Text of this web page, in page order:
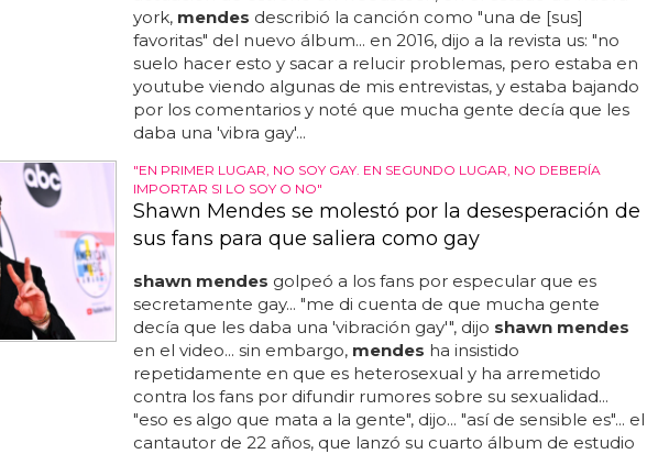
york, mendes describió la canción como "una de [sus]
favoritas" del nuevo álbum... en 2016, dijo a la revista us: "no
suelo hacer esto y sacar a relucir problemas, pero estaba en
youtube viendo algunas de mis entrevistas, y estaba bajando
por los comentarios y noté que mucha gente decía que les
daba una 'vibra gay'...
"EN PRIMER LUGAR, NO SOY GAY. EN SEGUNDO LUGAR, NO DEBERÍA
IMPORTAR SI LO SOY O NO"
Shawn Mendes se molestó por la desesperación de
sus fans para que saliera como gay
shawn mendes golpeó a los fans por especular que es
secretamente gay... "me di cuenta de que mucha gente
decía que les daba una 'vibración gay'", dijo shawn mendes
en el video... sin embargo, mendes ha insistido
repetidamente en que es heterosexual y ha arremetido
contra los fans por difundir rumores sobre su sexualidad...
"eso es algo que mata a la gente", dijo... "así de sensible es"... el
cantautor de 22 años, que lanzó su cuarto álbum de estudio